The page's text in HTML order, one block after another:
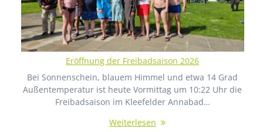
Eröffnung der Freibadsaison 2026
Bei Sonnenschein, blauem Himmel und etwa 14 Grad
Außentemperatur ist heute Vormittag um 10:22 Uhr die
Freibadsaison im Kleefelder Annabad…
Weiterlesen